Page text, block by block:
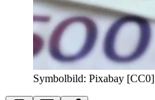
Symbolbild: Pixabay [CC0]